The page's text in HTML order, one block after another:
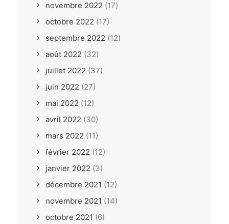
novembre 2022 (17)
octobre 2022 (17)
septembre 2022 (12)
août 2022 (32)
juillet 2022 (37)
juin 2022 (27)
mai 2022 (12)
avril 2022 (30)
mars 2022 (11)
février 2022 (12)
janvier 2022 (3)
décembre 2021 (12)
novembre 2021 (14)
octobre 2021 (6)